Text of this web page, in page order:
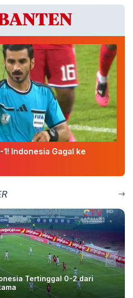
Indonesia Gagal ke
Tertinggal 0-2 dari